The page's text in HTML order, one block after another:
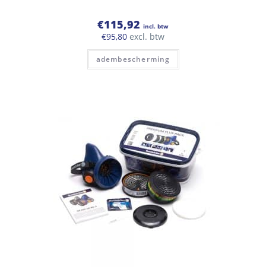
€115,92 incl. btw
€95,80 excl. btw
adembescherming